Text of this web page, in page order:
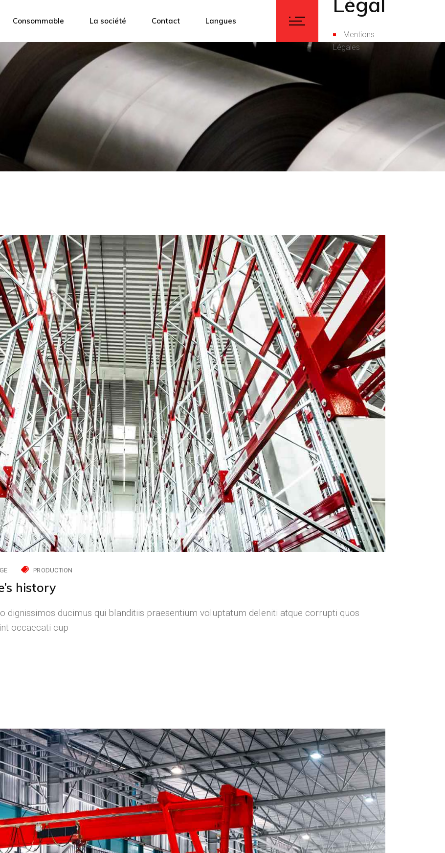
Consommable
Papier froissé
Film étirable
La société
Présentation
Contact Langues
Mentions
Légales
Cerclage
Feuillard
Papier froissé
Film étirable
Présentation
PRODUCTION
history
dignissimos ducimus qui blanditiis praesentium voluptatum deleniti atque corrupti quos
occaecati cup